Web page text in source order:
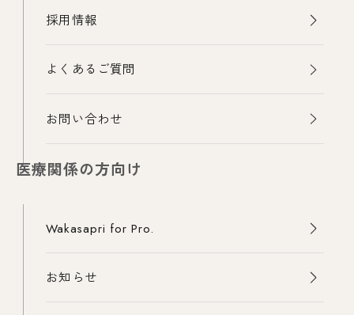
採用情報
よくあるご質問
お問い合わせ
医療関係の方向け
Wakasapri for Pro.
お知らせ